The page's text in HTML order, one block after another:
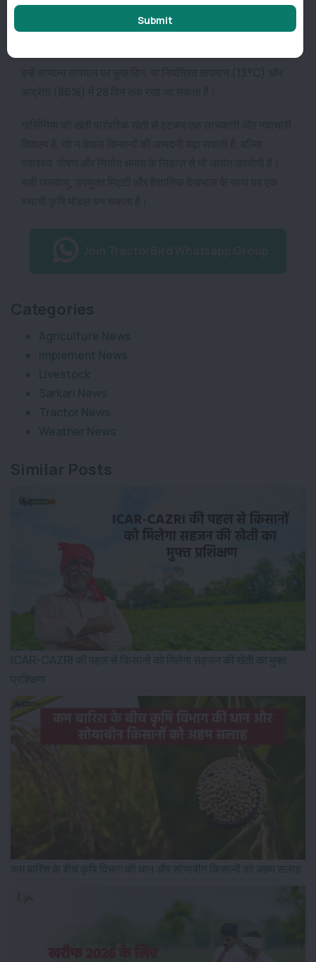
पके फल जल्दी खराब हो सकते हैं, इसलिए तुरंत उपयोग या प्रक्रिया
Agriculture News
Implement News
Livestock
Sarkari News
Tractor News
Weather News
ICAR-CAZRI की पहल से किसानों को मिलेगा सहजन की खेती का मुफ्त
प्रशिक्षण
कम बारिश के बीच कृषि विभाग की धान और सोयाबीन किसानों को अहम सलाह
Submit